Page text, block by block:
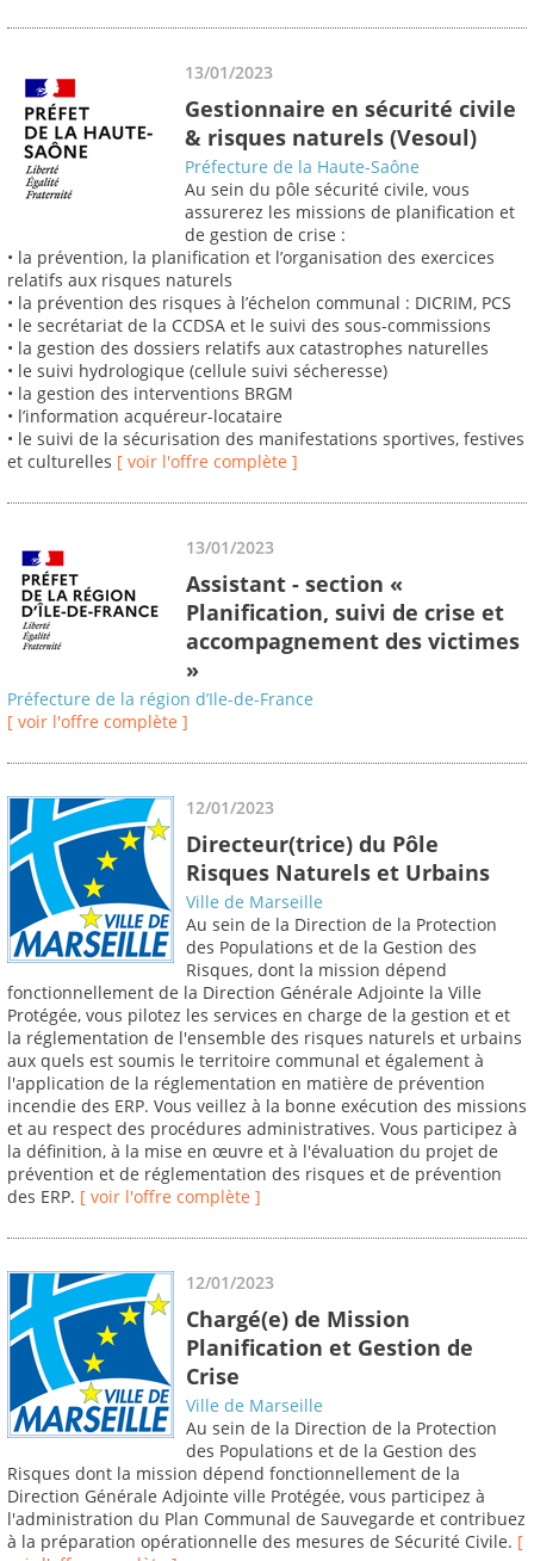
13/01/2023
Gestionnaire en sécurité civile
& risques naturels (Vesoul)
Préfecture de la Haute-Saône
Au sein du pôle sécurité civile, vous
assurerez les missions de planification et
de gestion de crise :
• la prévention, la planification et l’organisation des exercices
relatifs aux risques naturels
• la prévention des risques à l’échelon communal : DICRIM, PCS
• le secrétariat de la CCDSA et le suivi des sous-commissions
• la gestion des dossiers relatifs aux catastrophes naturelles
• le suivi hydrologique (cellule suivi sécheresse)
• la gestion des interventions BRGM
• l’information acquéreur-locataire
• le suivi de la sécurisation des manifestations sportives, festives
et culturelles [ voir l'offre complète ]
13/01/2023
Assistant - section «
Planification, suivi de crise et
accompagnement des victimes
»
Préfecture de la région d’Ile-de-France
[ voir l'offre complète ]
12/01/2023
Directeur(trice) du Pôle
Risques Naturels et Urbains
Ville de Marseille
Au sein de la Direction de la Protection
des Populations et de la Gestion des
Risques, dont la mission dépend
fonctionnellement de la Direction Générale Adjointe la Ville
Protégée, vous pilotez les services en charge de la gestion et et
la réglementation de l'ensemble des risques naturels et urbains
aux quels est soumis le territoire communal et également à
l'application de la réglementation en matière de prévention
incendie des ERP. Vous veillez à la bonne exécution des missions
et au respect des procédures administratives. Vous participez à
la définition, à la mise en œuvre et à l'évaluation du projet de
prévention et de réglementation des risques et de prévention
des ERP. [ voir l'offre complète ]
12/01/2023
Chargé(e) de Mission
Planification et Gestion de
Crise
Ville de Marseille
Au sein de la Direction de la Protection
des Populations et de la Gestion des
Risques dont la mission dépend fonctionnellement de la
Direction Générale Adjointe ville Protégée, vous participez à
l'administration du Plan Communal de Sauvegarde et contribuez
à la préparation opérationnelle des mesures de Sécurité Civile. [